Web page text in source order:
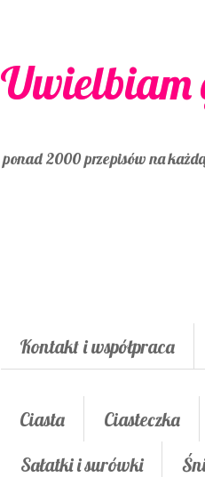
Uwielbiam
ponad 2000 przepisów na
Kontakt i współpraca
Ciasta Ciasteczka
Sałatki i surówki